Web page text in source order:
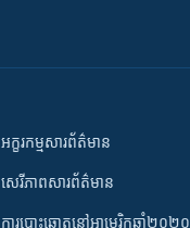
អក្ខរកម្មសារព័ត៌មាន
សេរីភាពសារព័ត៌មាន
ការបោះឆ្នោតនៅអាមេរិកឆ្នាំ២០២០